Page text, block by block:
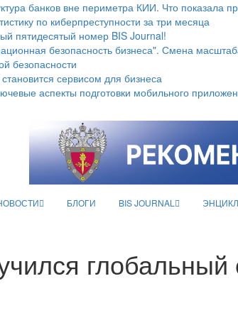
банков вне периметра КИИ. Что показала
по киберпреступности за три месяца
пятидесятый номер BIS Journal!
безопасность бизнеса". Смена
безопасности
сервисом для бизнеса
аспекты подготовки мобильного
БЛОГИ BIS JOURNAL
глобальный